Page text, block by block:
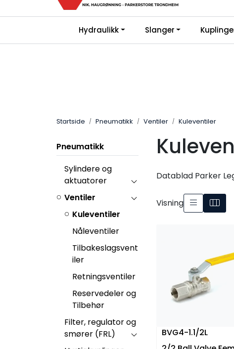
Skip to main content Kjøp
Bli Kunde | FAQ Gi oss en vurdering på
Hydraulikk Slanger
Startside Pneumatikk Ventiler Kuleventiler
Pneumatikk
Sylindere og
aktuatorer
Ventiler
Kuleventiler
Nåleventiler
Tilbakeslagsvent
iler
Retningsventiler
Reservedeler og
Tilbehør
Filter, regulator og
smører (FRL)
Datablad Parker
Visning
BVG4-1.1/2L